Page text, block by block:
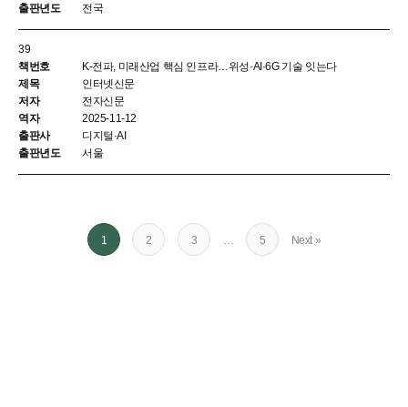
전국
39
K-전파, 미래산업 핵심 인프라…위성·AI·6G 기술 잇는다
인터넷신문
전자신문
2025-11-12
디지털·AI
서울
1 2 3 … 5 Next »